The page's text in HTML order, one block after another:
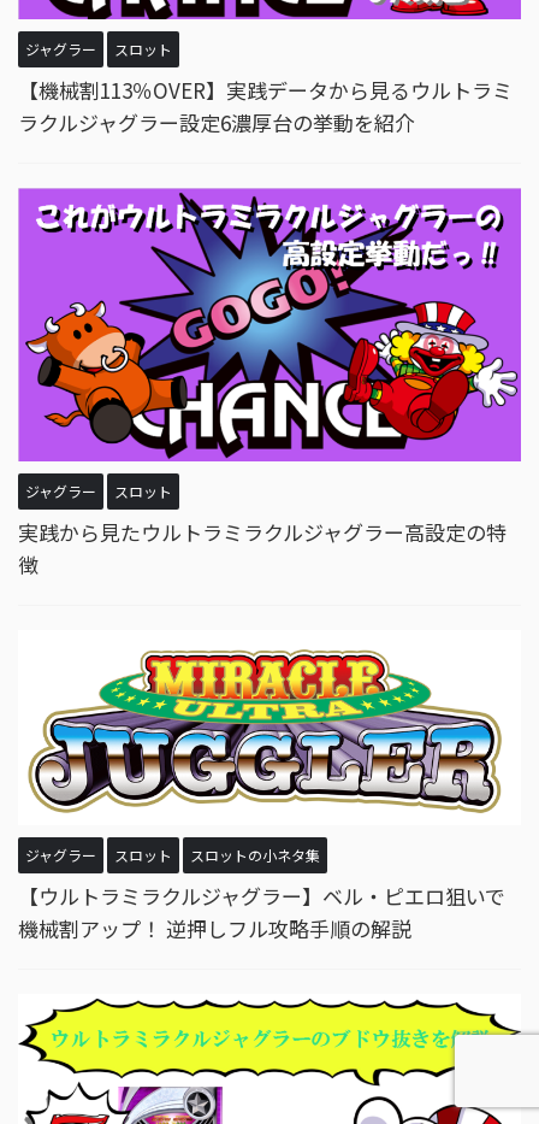
ジャグラー スロット
【機械割113％OVER】実践データから見るウルトラミ
ラクルジャグラー設定6濃厚台の挙動を紹介
ジャグラー スロット
実践から見たウルトラミラクルジャグラー高設定の特
徴
ジャグラー スロット スロットの小ネタ集
【ウルトラミラクルジャグラー】ベル・ピエロ狙いで
機械割アップ！ 逆押しフル攻略手順の解説